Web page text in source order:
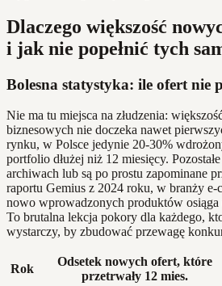
Dlaczego większość
i jak nie popełnić tych
Bolesna statystyka: ile ofert nie
Nie ma tu miejsca na złudzenia:
biznesowych nie doczeka nawet
rynku, w Polsce jedynie 20-30%
portfolio dłużej niż 12 miesięcy.
archiwach lub są po prostu zapominane
raportu Gemius z 2024 roku, w branży e-
nowo wprowadzonych produktów osiąga
To brutalna lekcja pokory dla każdego,
wystarczy, by zbudować przewagę
Rok
Odsetek nowych ofert, które
przetrwały 12 mies.